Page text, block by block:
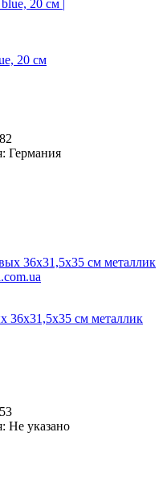
20 см
Германия
36х31,5х35 см металлик
Не указано